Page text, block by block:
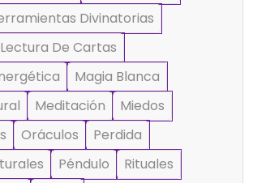
Divinatorias
Lectura De Cartas
Magia Blanca
Meditación
Miedos
Oráculos
Perdida
Péndulo
Rituales